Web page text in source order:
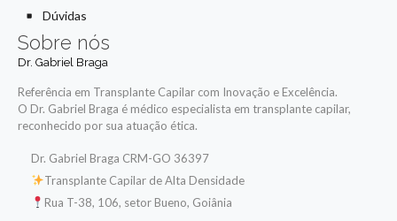
Dúvidas
Sobre nós
Dr. Gabriel Braga
Referência em Transplante Capilar com Inovação e Excelência.
O Dr. Gabriel Braga é médico especialista em transplante capilar,
reconhecido por sua atuação ética.
Dr. Gabriel Braga CRM-GO 36397
Transplante Capilar de Alta Densidade
Rua T-38, 106, setor Bueno, Goiânia